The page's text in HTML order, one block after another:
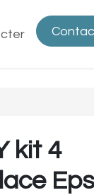
Politique
kit 4